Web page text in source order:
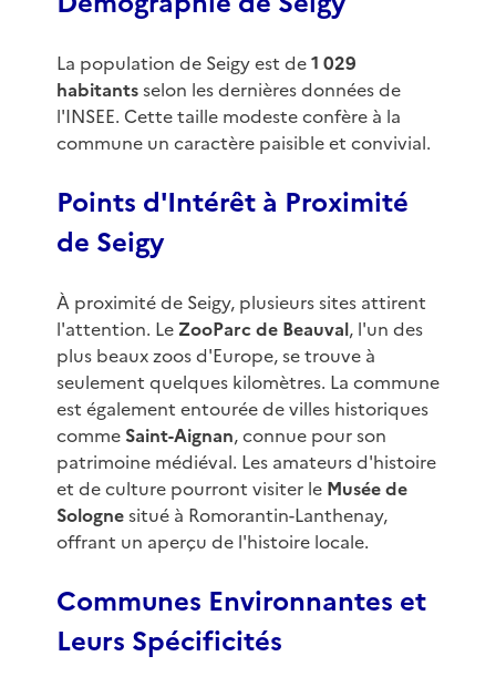
La population de Seigy est de1 029
habitantsselon les dernières données de
l'INSEE. Cette taille modeste confère à la
commune un caractère paisible et convivial.
Points d'Intérêt à Proximité
de Seigy
À proximité de Seigy, plusieurs sites attirent
l'attention. Le ZooParc de Beauval, l'un des
plus beaux zoos d'Europe, se trouve à
seulement quelques kilomètres. La commune
est également entourée de villes historiques
comme Saint-Aignan, connue pour son
patrimoine médiéval. Les amateurs d'histoire
et de culture pourront visiter le Musée de
Solognesitué à Romorantin-Lanthenay,
offrant un aperçu de l'histoire locale.
Communes Environnantes et
Leurs Spécificités